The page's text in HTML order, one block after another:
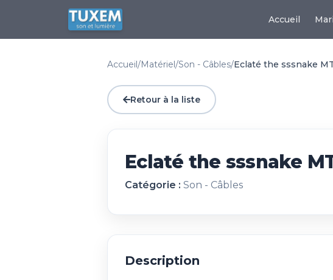
Accueil
Accueil/Matériel/Son - Câbles/Eclaté the sssnake
Retour à la liste
Eclaté the sssnake
Catégorie : Son - Câbles
Description